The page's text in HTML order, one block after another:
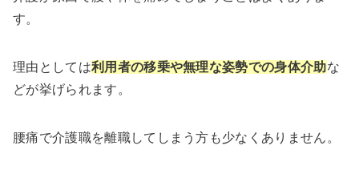
す。
理由としては利用者の移乗や無理な姿勢での身体介助な
どが挙げられます。
腰痛で介護職を離職してしまう方も少なくありません。